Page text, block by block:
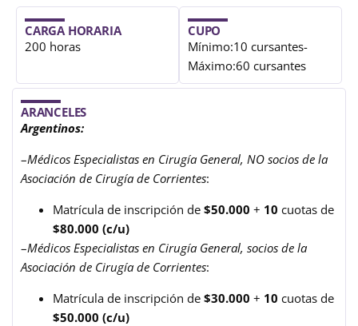
CARGA HORARIA
200 horas
CUPO
Mínimo:10 cursantes-
Máximo:60 cursantes
ARANCELES
Argentinos:
–Médicos Especialistas en Cirugía General, NO socios de la
Asociación de Cirugía de Corrientes:
Matrícula de inscripción de $50.000 + 10 cuotas de
$80.000 (c/u)
–Médicos Especialistas en Cirugía General, socios de la
Asociación de Cirugía de Corrientes:
Matrícula de inscripción de $30.000 + 10 cuotas de
$50.000 (c/u)